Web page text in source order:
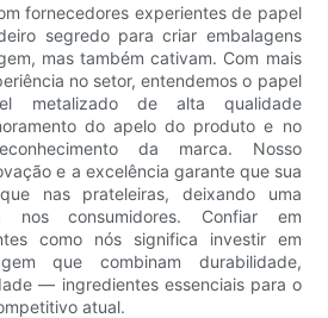
fornecedores experientes de papel
segredo para criar embalagens
mas também cativam. Com mais
no setor, entendemos o papel
metalizado de alta qualidade
do apelo do produto e no
da marca. Nosso
e a excelência garante que sua
nas prateleiras, deixando uma
nos consumidores. Confiar em
como nós significa investir em
que combinam durabilidade,
— ingredientes essenciais para o
atual.